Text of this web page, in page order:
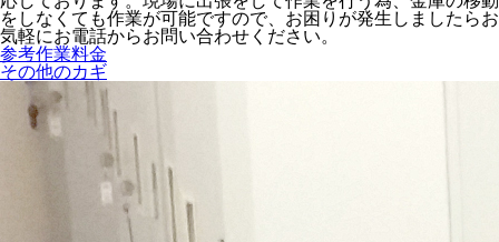
をしなくても作業が可能ですので、お困りが発生しましたらお
気軽にお電話からお問い合わせください。
参考作業料金
その他のカギ